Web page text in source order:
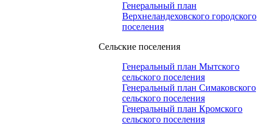
Генеральный план
Верхнеландеховского городского
поселения
Сельские поселения
Генеральный план Мытского
сельского поселения
Генеральный план Симаковского
сельского поселения
Генеральный план Кромского
сельского поселения